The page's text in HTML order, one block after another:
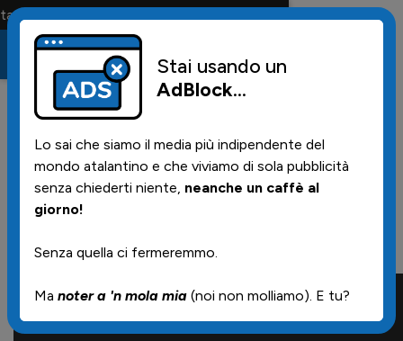
solo la maglia e solo i tifosi la portano tutta la vita
21/12/2016 | 17.30
Video interviste nel
post partita di ieri
(canale ufficiale)
Stai usando un
AdBlock...
Lo sai che siamo il media più indipendente del
mondo atalantino e che viviamo di sola pubblicità
senza chiederti niente, neanche un caffè al
giorno!
Senza quella ci fermeremmo.
Ma noter a 'n mola mia (noi non molliamo). E tu?